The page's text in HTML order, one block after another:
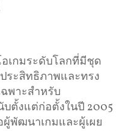
เกมระดับโลกที่มีชุด
ระสิทธิภาพและทรง
พาะสำหรับ
ตั้งแต่ก่อตั้งในปี 2005
ผู้พัฒนาเกมและผู้เผย